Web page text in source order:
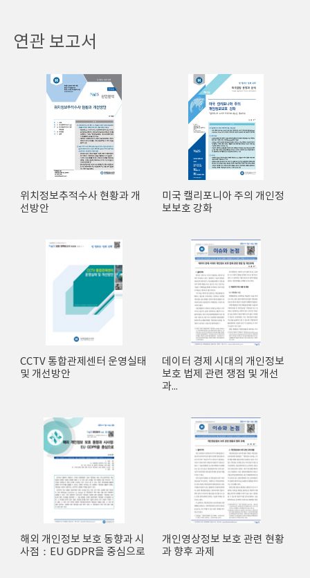
연관 보고서
위치정보추적수사 현황과 개
선방안
미국 캘리포니아 주의 개인정
보보호 강화
CCTV 통합관제센터 운영실태
및 개선방안
데이터 경제 시대의 개인정보
보호 법제 관련 쟁점 및 개선
과...
해외 개인정보 보호 동향과 시
사점：EU GDPR을 중심으로
개인영상정보 보호 관련 현황
과 향후 과제